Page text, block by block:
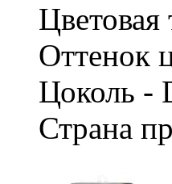
Оттенок
Цоколь -
Страна